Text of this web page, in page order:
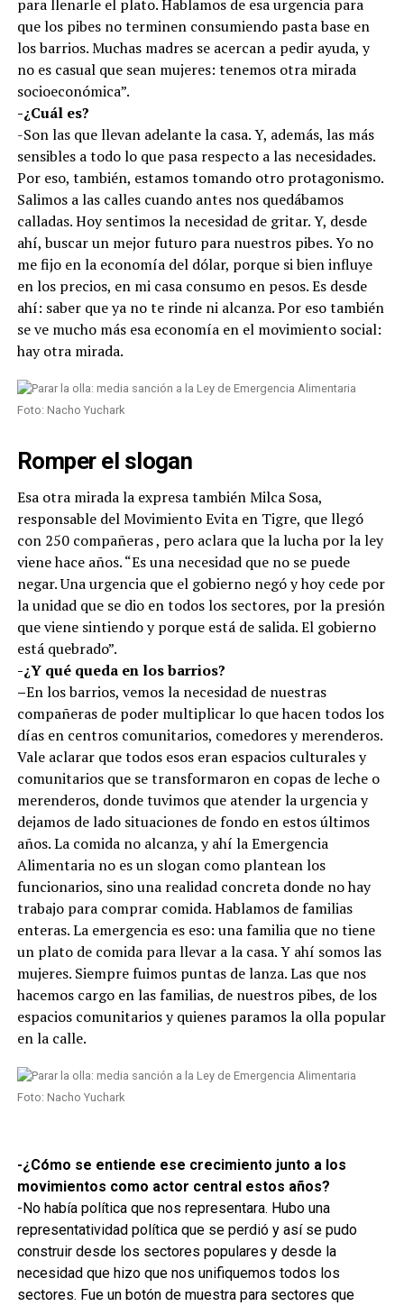
para llenarle el plato. Hablamos de esa urgencia para
que los pibes no terminen consumiendo pasta base en
los barrios. Muchas madres se acercan a pedir ayuda, y
no es casual que sean mujeres: tenemos otra mirada
socioeconómica”.
-¿Cuál es?
-Son las que llevan adelante la casa. Y, además, las más
sensibles a todo lo que pasa respecto a las necesidades.
Por eso, también, estamos tomando otro protagonismo.
Salimos a las calles cuando antes nos quedábamos
calladas. Hoy sentimos la necesidad de gritar. Y, desde
ahí, buscar un mejor futuro para nuestros pibes. Yo no
me fijo en la economía del dólar, porque si bien influye
en los precios, en mi casa consumo en pesos. Es desde
ahí: saber que ya no te rinde ni alcanza. Por eso también
se ve mucho más esa economía en el movimiento social:
hay otra mirada.
Foto: Nacho Yuchark
Romper el slogan
Esa otra mirada la expresa también Milca Sosa,
responsable del Movimiento Evita en Tigre, que llegó
con 250 compañeras , pero aclara que la lucha por la ley
viene hace años. “Es una necesidad que no se puede
negar. Una urgencia que el gobierno negó y hoy cede por
la unidad que se dio en todos los sectores, por la presión
que viene sintiendo y porque está de salida. El gobierno
está quebrado”.
-¿Y qué queda en los barrios?
–En los barrios, vemos la necesidad de nuestras
compañeras de poder multiplicar lo que hacen todos los
días en centros comunitarios, comedores y merenderos.
Vale aclarar que todos esos eran espacios culturales y
comunitarios que se transformaron en copas de leche o
merenderos, donde tuvimos que atender la urgencia y
dejamos de lado situaciones de fondo en estos últimos
años. La comida no alcanza, y ahí la Emergencia
Alimentaria no es un slogan como plantean los
funcionarios, sino una realidad concreta donde no hay
trabajo para comprar comida. Hablamos de familias
enteras. La emergencia es eso: una familia que no tiene
un plato de comida para llevar a la casa. Y ahí somos las
mujeres. Siempre fuimos puntas de lanza. Las que nos
hacemos cargo en las familias, de nuestros pibes, de los
espacios comunitarios y quienes paramos la olla popular
en la calle.
Foto: Nacho Yuchark
-¿Cómo se entiende ese crecimiento junto a los
movimientos como actor central estos años?
-No había política que nos representara. Hubo una
representatividad política que se perdió y así se pudo
construir desde los sectores populares y desde la
necesidad que hizo que nos unifiquemos todos los
sectores. Fue un botón de muestra para sectores que